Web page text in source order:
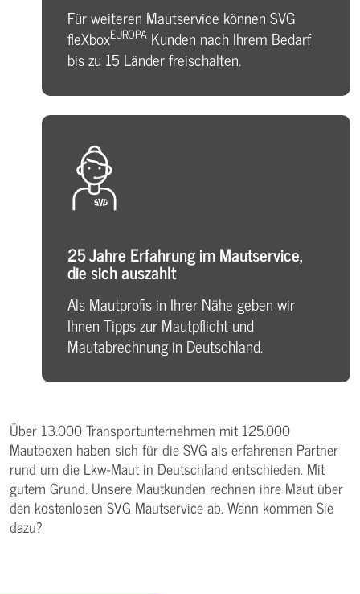
Für weiteren Mautservice können SVG
fleXboxEUROPAKunden nach Ihrem Bedarf
bis zu 15 Länder freischalten.
25 Jahre Erfahrung im Mautservice,
die sich auszahlt
Als Mautprofis in Ihrer Nähe geben wir
Ihnen Tipps zur Mautpflicht und
Mautabrechnung in Deutschland.
Über 13.000 Transportunternehmen mit 125.000
Mautboxen haben sich für die SVG als erfahrenen Partner
rund um die Lkw-Maut in Deutschland entschieden. Mit
gutem Grund. Unsere Mautkunden rechnen ihre Maut über
den kostenlosen SVG Mautservice ab. Wann kommen Sie
dazu?